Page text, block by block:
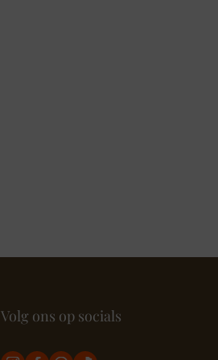
Volg ons op socials